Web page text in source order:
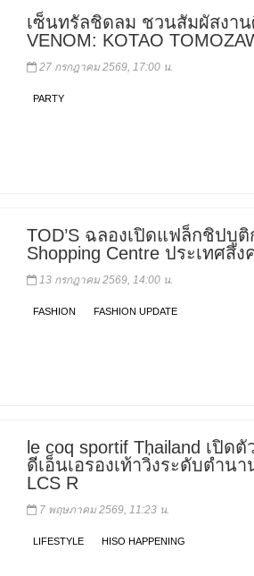
เซ็นทรัลชิดลม ชวนสัมผัสงาน
VENOM: KOTAO
27 กรกฎาคม 2569, 17:00 น.
PARTY
TOD’S ฉลองเปิดแฟล็กชิปบู
Shopping Centre ประเทศสิง
13 กรกฎาคม 2569, 14:00 น.
FASHION FASHION UPDATE
le coq sportif Thailand เปิดตั
ดีเอ็นเอรองเท้าวิ่งระดับตำน
LCS R
7 พฤษภาคม 2569, 11:23 น.
LIFESTYLE HISO HAPPENING